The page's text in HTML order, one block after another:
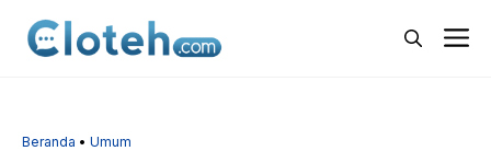
Beranda • Umum